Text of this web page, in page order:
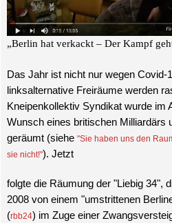
„Berlin hat verkackt – Der Kampf
Das Jahr ist nicht nur wegen Covid-
linksalternative Freiräume werden
Kneipenkollektiv Syndikat wurde im
Wunsch eines britischen Milliardärs
geräumt (siehe "Sie haben uns den
sie nicht!"). Jetzt
folgte die Räumung der "Liebig 34",
2008 von einem "umstrittenen
(rbb24) im Zuge einer